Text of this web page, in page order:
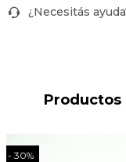
¿Necesitás
Productos
30